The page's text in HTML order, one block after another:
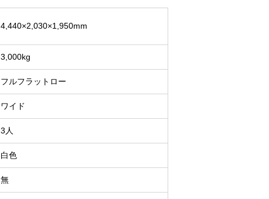
4,440×2,030×1,950mm
3,000kg
フルフラットロー
ワイド
3人
白色
無